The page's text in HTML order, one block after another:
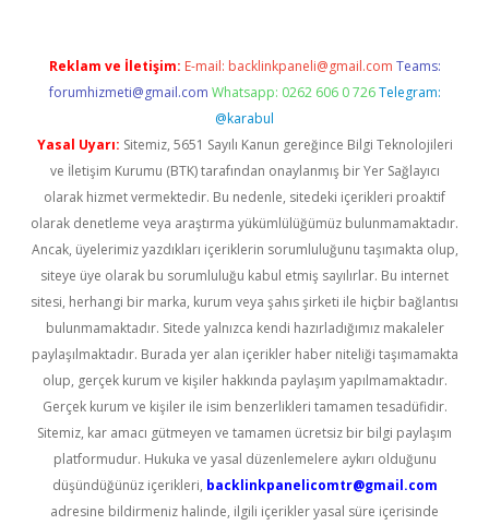
Reklam ve İletişim: E-mail: backlinkpaneli@gmail.com Teams:
forumhizmeti@gmail.com Whatsapp: 0262 606 0 726 Telegram:
@karabul
Yasal Uyarı: Sitemiz, 5651 Sayılı Kanun gereğince Bilgi Teknolojileri
ve İletişim Kurumu (BTK) tarafından onaylanmış bir Yer Sağlayıcı
olarak hizmet vermektedir. Bu nedenle, sitedeki içerikleri proaktif
olarak denetleme veya araştırma yükümlülüğümüz bulunmamaktadır.
Ancak, üyelerimiz yazdıkları içeriklerin sorumluluğunu taşımakta olup,
siteye üye olarak bu sorumluluğu kabul etmiş sayılırlar. Bu internet
sitesi, herhangi bir marka, kurum veya şahıs şirketi ile hiçbir bağlantısı
bulunmamaktadır. Sitede yalnızca kendi hazırladığımız makaleler
paylaşılmaktadır. Burada yer alan içerikler haber niteliği taşımamakta
olup, gerçek kurum ve kişiler hakkında paylaşım yapılmamaktadır.
Gerçek kurum ve kişiler ile isim benzerlikleri tamamen tesadüfidir.
Sitemiz, kar amacı gütmeyen ve tamamen ücretsiz bir bilgi paylaşım
platformudur. Hukuka ve yasal düzenlemelere aykırı olduğunu
düşündüğünüz içerikleri, backlinkpanelicomtr@gmail.com
adresine bildirmeniz halinde, ilgili içerikler yasal süre içerisinde